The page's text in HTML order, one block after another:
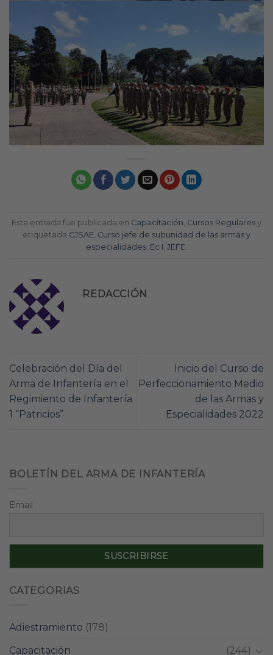
Esta entrada fue publicada en Capacitación, Cursos Regulares y
etiquetada CJSAE, Curso jefe de subunidad de las armas y
especialidades, Ec I, JEFE.
REDACCIÓN
Celebración del Día del
Arma de Infantería en el
Regimiento de Infantería
1 “Patricios”
Inicio del Curso de
Perfeccionamiento Medio
de las Armas y
Especialidades 2022
BOLETÍN DEL ARMA DE INFANTERÍA
Email
CATEGORIAS
Adiestramiento (178)
Capacitación
(244)